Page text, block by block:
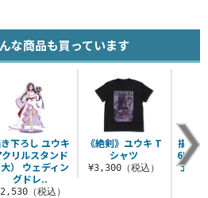
な商品も買っています
下ろし ユウキ
クリルスタンド
大） ウェディン
グドレ..
（税込）
《絶剣》ユウキ T
シャツ
¥3,300（税込）
描き
65mm
ェデ